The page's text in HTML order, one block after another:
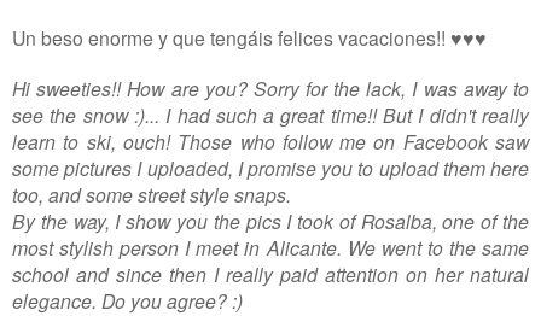
Un beso enorme y que tengáis felices vacaciones!! ♥♥♥
Hi sweeties!! How are you? Sorry for the lack, I was away to
see the snow :)... I had such a great time!! But I didn't really
learn to ski, ouch! Those who follow me on Facebook saw
some pictures I uploaded, I promise you to upload them here
too, and some street style snaps.
By the way, I show you the pics I took of Rosalba, one of the
most stylish person I meet in Alicante. We went to the same
school and since then I really paid attention on her natural
elegance. Do you agree? :)